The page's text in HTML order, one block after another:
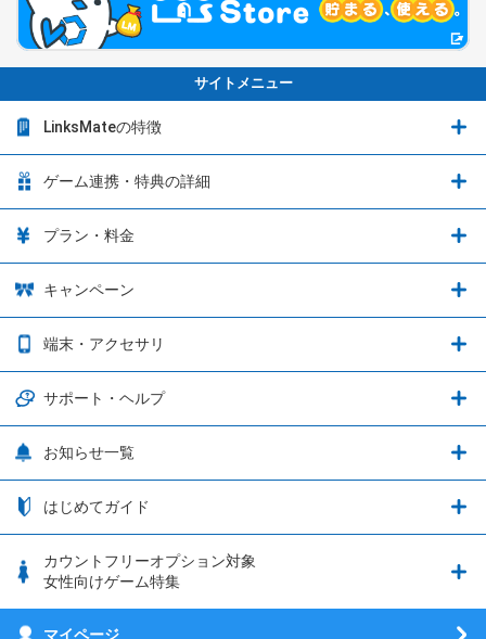
サイトメニュー
LinksMateの特徴
LinksMateの特徴
音声通話料金がもっとオトクに
データ通信容量繰り越し
通信エリアと通信速度状況
つながる端末保証
フィルタリングアプリ
5G回線オプションについて
ゲーム連携・特典の詳細
ゲーム連携・特典の詳細
ブレイブソード×ブレイズソウル
ウマ娘 プリティーダービー
プリンセスコネクト！Re:Dive
釣り★スタ
ウマスクについて
プラン・料金
プラン・料金
3種類のSIMタイプ
日割り計算
キャンペーン
お得なキャンペーン実施中！
端末・アクセサリ
端末・アクセサリ
iPhone利用について
動作確認済み端末一覧
サポート・ヘルプ
サポート・ヘルプ
nanoSIM･microSIM･通常SIMの初期設定方法
eSIMの初期設定方法
お知らせ一覧
お知らせ一覧
はじめてガイド
はじめてガイド
カウントフリーオプション対象
女性向けゲーム特集
刀剣乱舞-ONLINE- Pocket
マイページ